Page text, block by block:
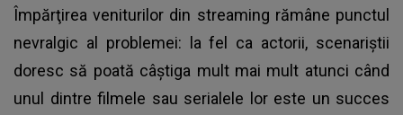
Împărţirea veniturilor din streaming rămâne punctul
nevralgic al problemei: la fel ca actorii, scenariştii
doresc să poată câştiga mult mai mult atunci când
unul dintre filmele sau serialele lor este un succes